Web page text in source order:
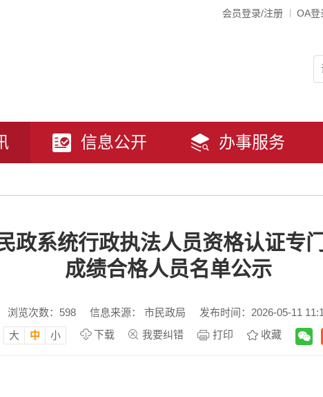
会员登录/注册 OA登
信息公开 办事服务
政系统行政执法人员资格认证专
成绩合格人员名单公示
浏览次数： 598 信息来源： 市民政局
发布时间：2026-05-11
大 中 小 下载 我要纠错 打印 收藏